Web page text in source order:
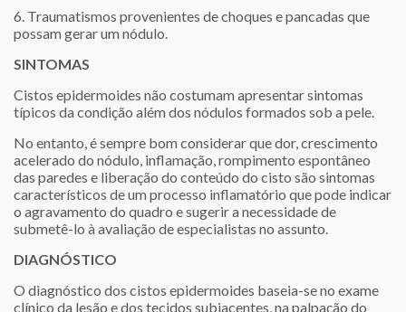
6. Traumatismos provenientes de choques e pancadas que
possam gerar um nódulo.
SINTOMAS
Cistos epidermoides não costumam apresentar sintomas
típicos da condição além dos nódulos formados sob a pele.
No entanto, é sempre bom considerar que dor, crescimento
acelerado do nódulo, inflamação, rompimento espontâneo
das paredes e liberação do conteúdo do cisto são sintomas
característicos de um processo inflamatório que pode indicar
o agravamento do quadro e sugerir a necessidade de
submetê-lo à avaliação de especialistas no assunto.
DIAGNÓSTICO
O diagnóstico dos cistos epidermoides baseia-se no exame
clínico da lesão e dos tecidos subjacentes, na palpação do